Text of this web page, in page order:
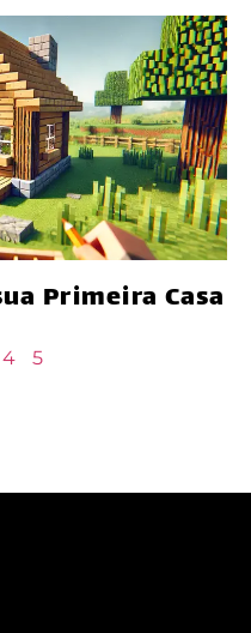
Primeira Casa
4 5